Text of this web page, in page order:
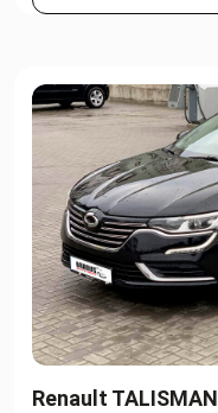
Renault TALISMAN